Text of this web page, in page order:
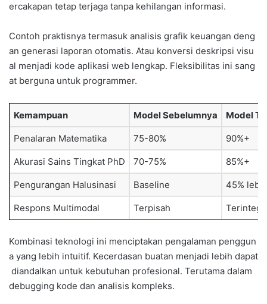
ercakapan tetap terjaga tanpa kehilangan informasi.
Contoh praktisnya termasuk analisis grafik keuangan deng
an generasi laporan otomatis. Atau konversi deskripsi visu
al menjadi kode aplikasi web lengkap. Fleksibilitas ini sang
at berguna untuk programmer.
Kemampuan Model Sebelumnya Model
Penalaran Matematika 75-80% 90%+
Akurasi Sains Tingkat PhD 70-75% 85%+
Pengurangan Halusinasi Baseline 45%
Respons Multimodal Terpisah
Kombinasi teknologi ini menciptakan pengalaman penggun
a yang lebih intuitif. Kecerdasan buatan menjadi lebih dapat
diandalkan untuk kebutuhan profesional. Terutama dalam
debugging kode dan analisis kompleks.